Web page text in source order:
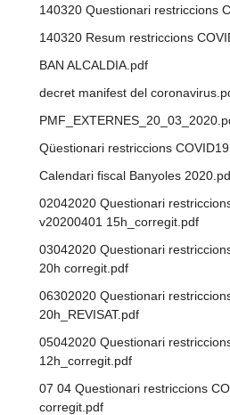
140320 Questionari restriccions
140320 Resum restriccions
BAN ALCALDIA.pdf
decret manifest del
Qüestionari restriccions
Calendari fiscal Banyoles
02042020 Questionari
v20200401 15h_corregit.pdf
03042020 Questionari
20h corregit.pdf
06302020 Questionari
20h_REVISAT.pdf
05042020 Questionari
12h_corregit.pdf
07 04 Questionari restriccions
corregit.pdf